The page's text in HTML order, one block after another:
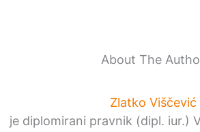
About The
Zlatko Viščević
je diplomirani pravnik (dipl. iur.)